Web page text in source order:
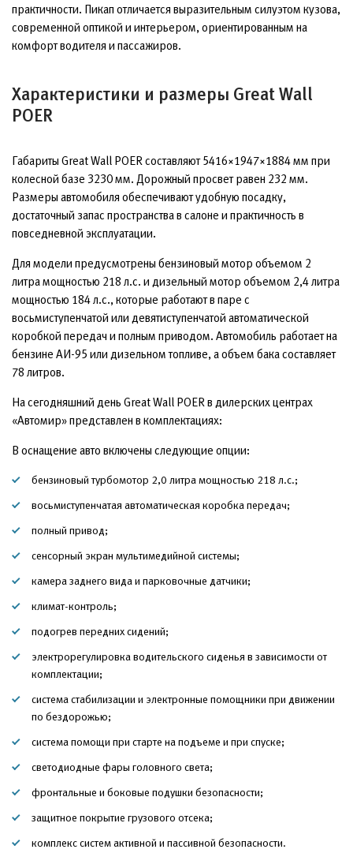
практичности. Пикап отличается выразительным силуэтом кузова,
современной оптикой и интерьером, ориентированным на
комфорт водителя и пассажиров.
Характеристики и размеры Great Wall
POER
Габариты Great Wall POER составляют 5416×1947×1884 мм при
колесной базе 3230 мм. Дорожный просвет равен 232 мм.
Размеры автомобиля обеспечивают удобную посадку,
достаточный запас пространства в салоне и практичность в
повседневной эксплуатации.
Для модели предусмотрены бензиновый мотор объемом 2
литра мощностью 218 л.с. и дизельный мотор объемом 2,4 литра
мощностью 184 л.с., которые работают в паре с
восьмиступенчатой или девятиступенчатой автоматической
коробкой передач и полным приводом. Автомобиль работает на
бензине АИ-95 или дизельном топливе, а объем бака составляет
78 литров.
На сегодняшний день Great Wall POER в дилерских центрах
«Автомир» представлен в комплектациях:
В оснащение авто включены следующие опции:
бензиновый турбомотор 2,0 литра мощностью 218 л.с.;
восьмиступенчатая автоматическая коробка передач;
полный привод;
сенсорный экран мультимедийной системы;
камера заднего вида и парковочные датчики;
климат-контроль;
подогрев передних сидений;
электрорегулировка водительского сиденья в зависимости от
комплектации;
система стабилизации и электронные помощники при движении
по бездорожью;
система помощи при старте на подъеме и при спуске;
светодиодные фары головного света;
фронтальные и боковые подушки безопасности;
защитное покрытие грузового отсека;
комплекс систем активной и пассивной безопасности.